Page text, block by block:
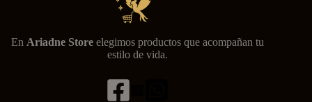
En Ariadne Store elegimos productos que acompañan tu
estilo de vida.